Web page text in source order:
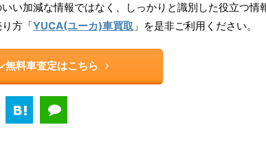
い加減な情報ではなく、しっかりと識別した役立つ情
方「YUCA(ユーカ)車買取 」を是非ご利用ください。
料車査定はこちら